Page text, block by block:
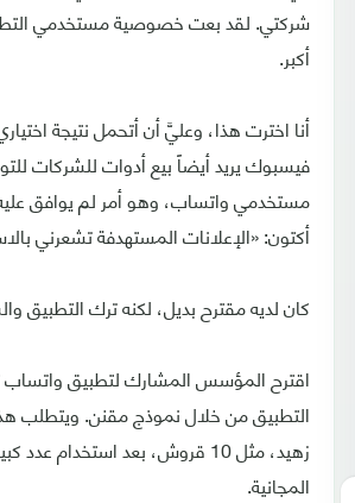
شركتي. لقد بعت خصوصية مستخدمي
أكبر.
أنا اخترت هذا، وعليَّ أن أتحمل نتيجة
فيسبوك يريد أيضاً بيع أدوات للشركات
مستخدمي واتساب، وهو أمر لم يوافق
أكتون: «الإعلانات المستهدفة تشعرني
كان لديه مقترح بديل، لكنه ترك التطبيق
اقترح المؤسس المشارك لتطبيق
التطبيق من خلال نموذج مقنن. ويتطلب
زهيد، مثل 10 قروش، بعد استخدام
المجانية.